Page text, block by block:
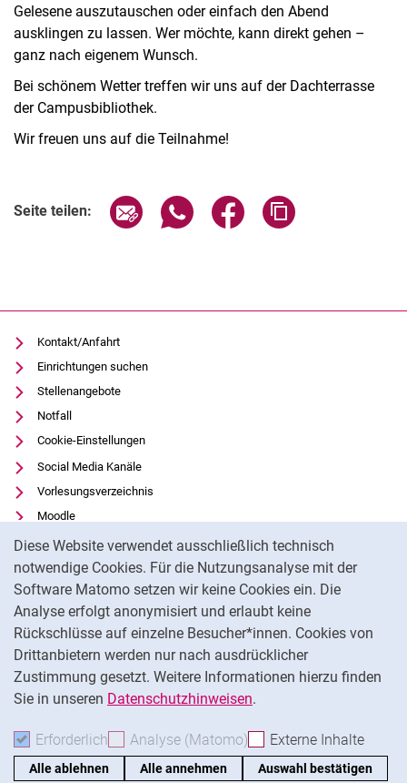
Diese Website verwendet ausschließlich technisch
notwendige Cookies. Für die Nutzungsanalyse mit der
Software Matomo setzen wir keine Cookies ein. Die
Analyse erfolgt anonymisiert und erlaubt keine
Rückschlüsse auf einzelne Besucher*innen. Cookies von
Drittanbietern werden nur nach ausdrücklicher
Zustimmung gesetzt. Weitere Informationen hierzu finden
Sie in unseren Datenschutzhinweisen.
Erforderlich Erforderliche Cookies akzeptieren
Analyse (Matomo) Analyse-Cookies
Externe Inhalte
Alle ablehnen Alle annehmen Auswahl bestätigen
Gelesene auszutauschen oder einfach den Abend
ausklingen zu lassen. Wer möchte, kann direkt gehen –
ganz nach eigenem Wunsch.
Bei schönem Wetter treffen wir uns auf der Dachterrasse
der Campusbibliothek.
Wir freuen uns auf die Teilnahme!
Seite teilen: Seite über E-Mail teilen
Seite über WhatsApp teilen
Seite über Facebook
Kontakt/Anfahrt
Einrichtungen suchen
Stellenangebote
Notfall
Cookie-Einstellungen
Social Media Kanäle
Vorlesungsverzeichnis
Moodle
Panopto
Universitätsbibliothek
Datenschutz
Barrierefreiheit
Transparenter KI-Einsatz